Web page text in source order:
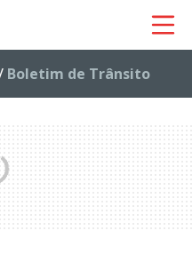
Boletim de Trânsito